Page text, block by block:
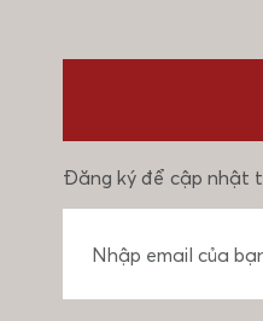
Đăng ký để cập nhật